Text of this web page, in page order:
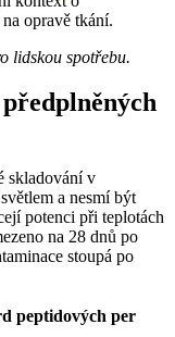
opravě tkání.
lidskou spotřebu.
skladování v
a nesmí být
potenci při teplotách
na 28 dnů po
stoupá po
peptidových per